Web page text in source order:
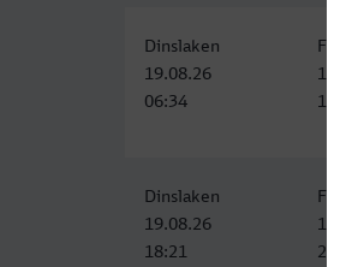
Dinslaken
19.08.26
06:34
11:10
Dinslaken
19.08.26
18:21
23:15